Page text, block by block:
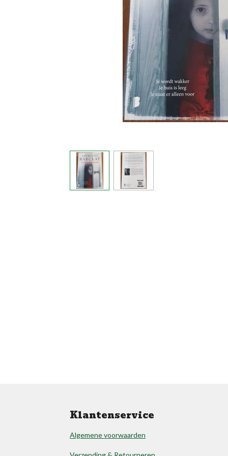
Klantenservice
Algemene voorwaarden